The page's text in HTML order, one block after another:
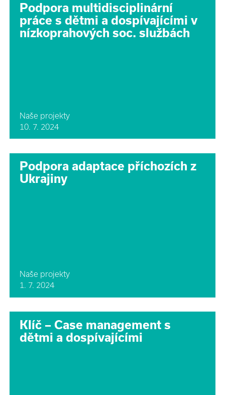
Podpora multidisciplinární
práce s dětmi a dospívajícími v
nízkoprahových soc. službách
Naše projekty
10. 7. 2024
Podpora adaptace příchozích z
Ukrajiny
Naše projekty
1. 7. 2024
Klíč –⁠⁠⁠⁠⁠⁠ Case management s
dětmi a dospívajícími